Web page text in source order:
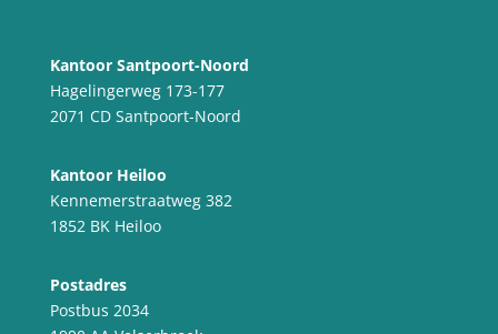
Kantoor Santpoort-Noord
Hagelingerweg 173-177
2071 CD Santpoort-Noord
Kantoor Heiloo
Kennemerstraatweg 382
1852 BK Heiloo
Postadres
Postbus 2034